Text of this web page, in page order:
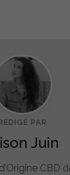
PAR
Juin
CBD